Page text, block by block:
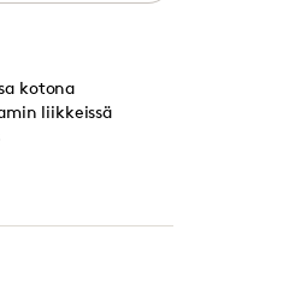
kotona
liikkeissä